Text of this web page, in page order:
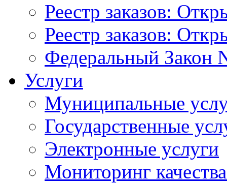
Реестр заказов:
Реестр заказов:
Федеральный Закон
Услуги
Муниципальные
Государственные
Электронные услуги
Мониторинг